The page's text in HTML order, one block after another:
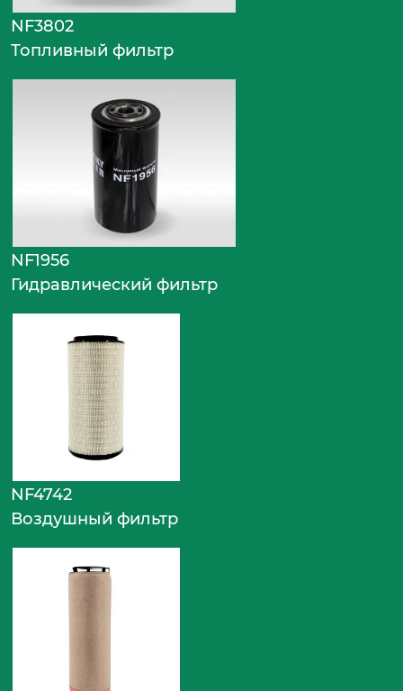
NF3802
Топливный фильтр
NF1956
Гидравлический фильтр
NF4742
Воздушный фильтр